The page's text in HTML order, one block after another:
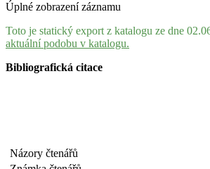
Úplné zobrazení záznamu
Toto je statický export z katalogu ze dne
aktuální podobu v katalogu.
Bibliografická citace
Názory čtenářů